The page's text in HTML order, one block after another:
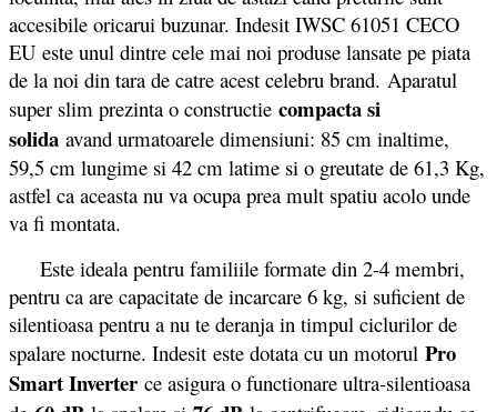
accesibile oricarui buzunar. Indesit IWSC 61051 CECO
EU este unul dintre cele mai noi produse lansate pe piata
de la noi din tara de catre acest celebru brand. Aparatul
super slim prezinta o constructie compacta si
solida avand urmatoarele dimensiuni: 85 cm inaltime,
59,5 cm lungime si 42 cm latime si o greutate de 61,3 Kg,
astfel ca aceasta nu va ocupa prea mult spatiu acolo unde
va fi montata.
Este ideala pentru familiile formate din 2-4 membri,
pentru ca are capacitate de incarcare 6 kg, si suficient de
silentioasa pentru a nu te deranja in timpul ciclurilor de
spalare nocturne. Indesit este dotata cu un motorul Pro
Smart Inverter ce asigura o functionare ultra-silentioasa